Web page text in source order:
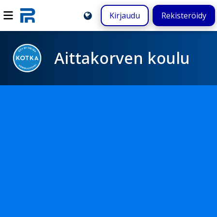
Kirjaudu Rekisteröidy
Aittakorven koulu